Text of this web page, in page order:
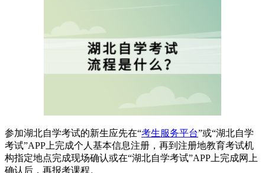
参加湖北自学考试的新生应先在“考生服务平台”或“湖北自学
考试”APP上完成个人基本信息注册，再到注册地教育考试机
构指定地点完成现场确认或在“湖北自学考试”APP上完成网上
确认后，再报考课程。